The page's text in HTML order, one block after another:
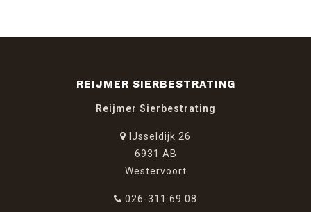
REIJMER SIERBESTRATING
Reijmer Sierbestrating
IJsseldijk 26
6931 AB
Westervoort
026-311 69 08